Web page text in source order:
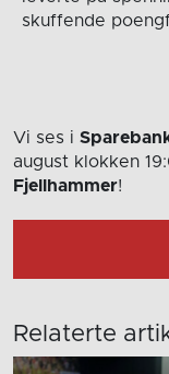
skuffende
Vi ses i
august klokken
Fjellhammer!
Relaterte